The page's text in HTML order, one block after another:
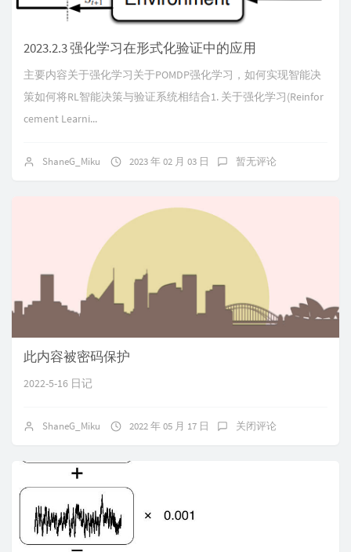
2023.2.3 强化学习在形式化验证中的应用
主要内容关于强化学习关于POMDP强化学习，如何实现智能决
策如何将RL智能决策与验证系统相结合1. 关于强化学习(Reinfor
cement Learni...
ShaneG_Miku 2023 年 02 月 03 日 暂无评论
此内容被密码保护
2022-5-16 日记
ShaneG_Miku 2022 年 05 月 17 日 关闭评论